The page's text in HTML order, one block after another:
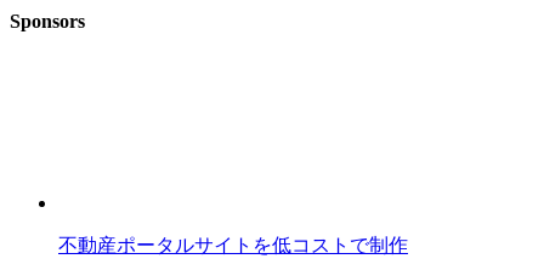
Sponsors
不動産ポータルサイトを低コストで制作